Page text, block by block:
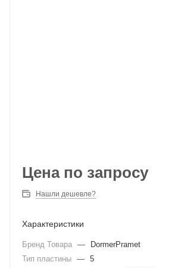
Цена по запросу
Нашли дешевле?
Характеристики
Бренд Товара —
DormerPramet
Тип пластины — 5